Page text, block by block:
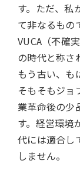
す。ただ、私
て非なるもの
VUCA（不確
の時代と称さ
もう古い、も
そもそもジョ
業革命後の少
す。経営環境
代には適合し
しません。